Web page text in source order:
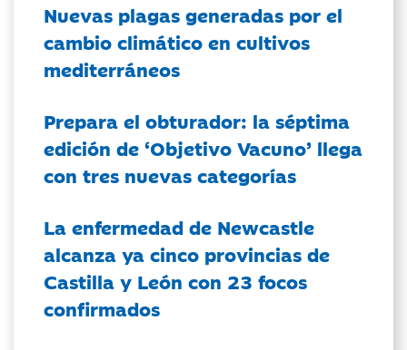
Nuevas plagas generadas por el
cambio climático en cultivos
mediterráneos
Prepara el obturador: la séptima
edición de ‘Objetivo Vacuno’ llega
con tres nuevas categorías
La enfermedad de Newcastle
alcanza ya cinco provincias de
Castilla y León con 23 focos
confirmados